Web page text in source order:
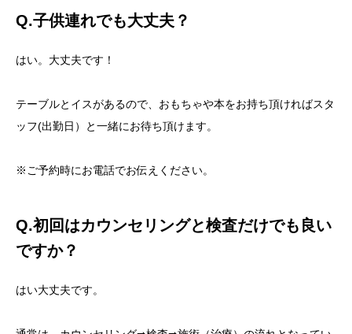
Q.子供連れでも大丈夫？
はい。大丈夫です！
テーブルとイスがあるので、おもちゃや本をお持ち頂ければスタ
ッフ(出勤日）と一緒にお待ち頂けます。
※ご予約時にお電話でお伝えください。
Q.初回はカウンセリングと検査だけでも良い
ですか？
はい大丈夫です。